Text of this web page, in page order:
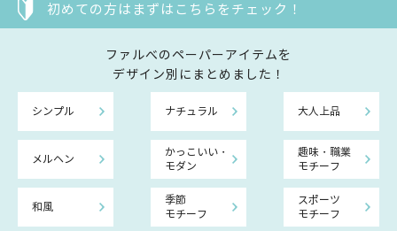
初めての方はまずはこちらをチェック！
ファルべのペーパーアイテムを
デザイン別にまとめました！
シンプル ナチュラル 大人上品
メルヘン
かっこいい・
モダン
趣味・職業
モチーフ
和風
季節
モチーフ
スポーツ
モチーフ